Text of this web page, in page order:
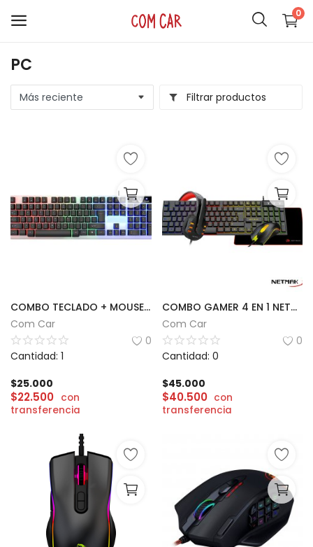
0
ACCESORIOS
SMARTWATCH
COMPUTACIÓN
SOPORTES
CÁMARAS
INFANTIL
Lista de deseos
Contacto
Registrarse
PC
Filtrar productos
COMBO TECLADO + MOUSE XAEA | LUMENX
Com Car
0
Cantidad: 1
$25.000
$22.500 con
transferencia
COMBO GAMER 4 EN 1 NETMAK | GC479
Com Car
0
Cantidad: 0
$45.000
$40.500 con
transferencia